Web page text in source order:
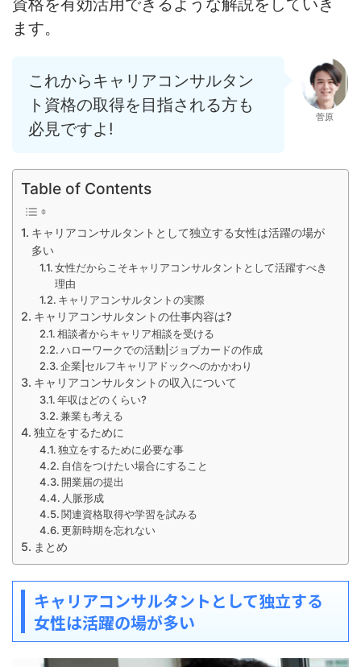
資格を有効活用できるような解説をしていき
ます。
これからキャリアコンサルタン
ト資格の取得を目指される方も
必見ですよ!
菅原
Table of Contents
キャリアコンサルタントとして独立する女性は活躍の場が
多い
女性だからこそキャリアコンサルタントとして活躍すべき
理由
キャリアコンサルタントの実際
キャリアコンサルタントの仕事内容は?
相談者からキャリア相談を受ける
ハローワークでの活動|ジョブカードの作成
企業|セルフキャリアドックへのかかわり
キャリアコンサルタントの収入について
年収はどのくらい?
兼業も考える
独立をするために
独立をするために必要な事
自信をつけたい場合にすること
開業届の提出
人脈形成
関連資格取得や学習を試みる
更新時期を忘れない
まとめ
キャリアコンサルタントとして独立する
女性は活躍の場が多い